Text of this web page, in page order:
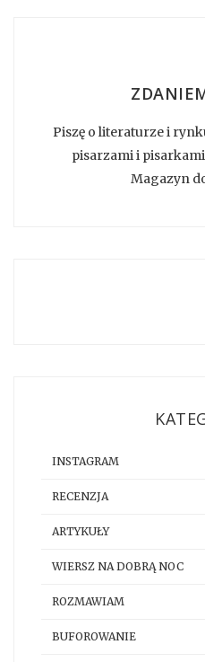
Piszę o literaturze i
pisarzami i
Magazyn
INSTAGRAM
RECENZJA
ARTYKUŁY
WIERSZ NA DOBRĄ NOC
ROZMAWIAM
BUFOROWANIE